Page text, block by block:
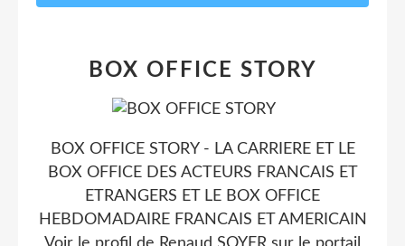
BOX OFFICE STORY
BOX OFFICE STORY - LA CARRIERE ET LE
BOX OFFICE DES ACTEURS FRANCAIS ET
ETRANGERS ET LE BOX OFFICE
HEBDOMADAIRE FRANCAIS ET AMERICAIN